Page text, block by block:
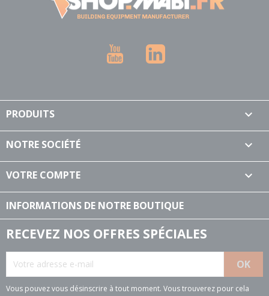
YouTube
PRODUITS 
NOTRE SOCIÉTÉ 
VOTRE COMPTE 
INFORMATIONS DE NOTRE BOUTIQUE
RECEVEZ NOS OFFRES SPÉCIALES
Vous pouvez vous désinscrire à tout moment. Vous trouverez pour cela